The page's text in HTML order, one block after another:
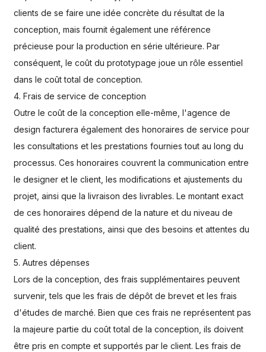
clients de se faire une idée concrète du résultat de la
conception, mais fournit également une référence
précieuse pour la production en série ultérieure. Par
conséquent, le coût du prototypage joue un rôle essentiel
dans le coût total de conception.
4. Frais de service de conception
Outre le coût de la conception elle-même, l'agence de
design facturera également des honoraires de service pour
les consultations et les prestations fournies tout au long du
processus. Ces honoraires couvrent la communication entre
le designer et le client, les modifications et ajustements du
projet, ainsi que la livraison des livrables. Le montant exact
de ces honoraires dépend de la nature et du niveau de
qualité des prestations, ainsi que des besoins et attentes du
client.
5. Autres dépenses
Lors de la conception, des frais supplémentaires peuvent
survenir, tels que les frais de dépôt de brevet et les frais
d'études de marché. Bien que ces frais ne représentent pas
la majeure partie du coût total de la conception, ils doivent
être pris en compte et supportés par le client. Les frais de